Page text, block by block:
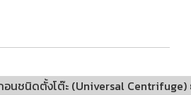
อนชนิดตั้งโต๊ะ (Universal